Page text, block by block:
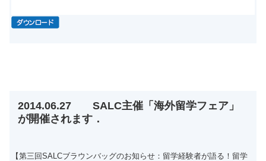
2014.06.27 SALC主催「海外留学フェア」
が開催されます．
【第三回SALCブラウンバッグのお知らせ：留学経験者が語る！留学